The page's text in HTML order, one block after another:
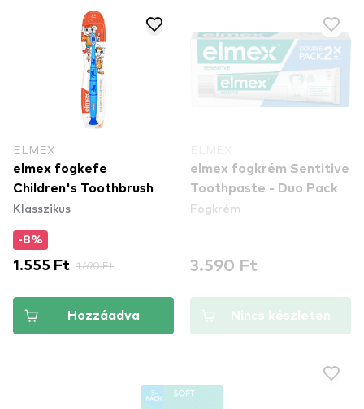
ELMEX
elmex fogkefe
Children's Toothbrush
Klasszikus
-8%
1.555 Ft 1.690 Ft
Hozzáadva
elmex fogkrém Sentitive
Toothpaste - Duo Pack
Fogkrém
3.590 Ft
Nincs készleten